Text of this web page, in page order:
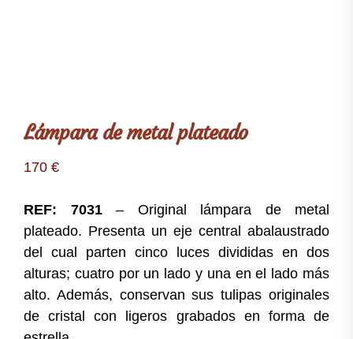
Lámpara de metal plateado
170 €
REF: 7031– Original lámpara de metal
plateado. Presenta un eje central abalaustrado
del cual parten cinco luces divididas en dos
alturas; cuatro por un lado y una en el lado más
alto. Además, conservan sus tulipas originales
de cristal con ligeros grabados en forma de